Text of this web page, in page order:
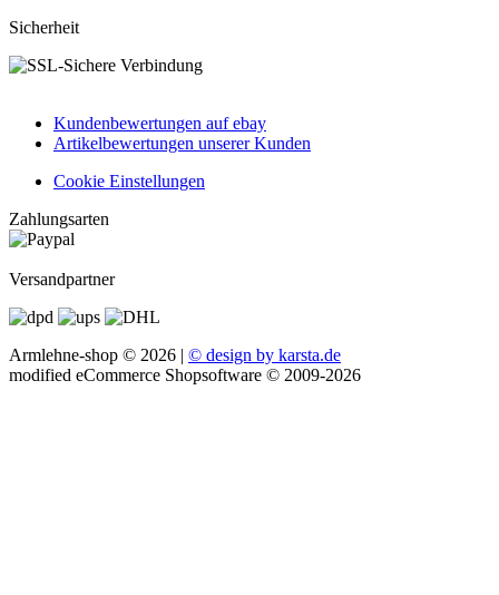
Sicherheit
Kundenbewertungen auf ebay
Artikelbewertungen unserer Kunden
Cookie Einstellungen
Zahlungsarten
Versandpartner
Armlehne-shop © 2026 | © design by karsta.de
modified eCommerce Shopsoftware © 2009-2026